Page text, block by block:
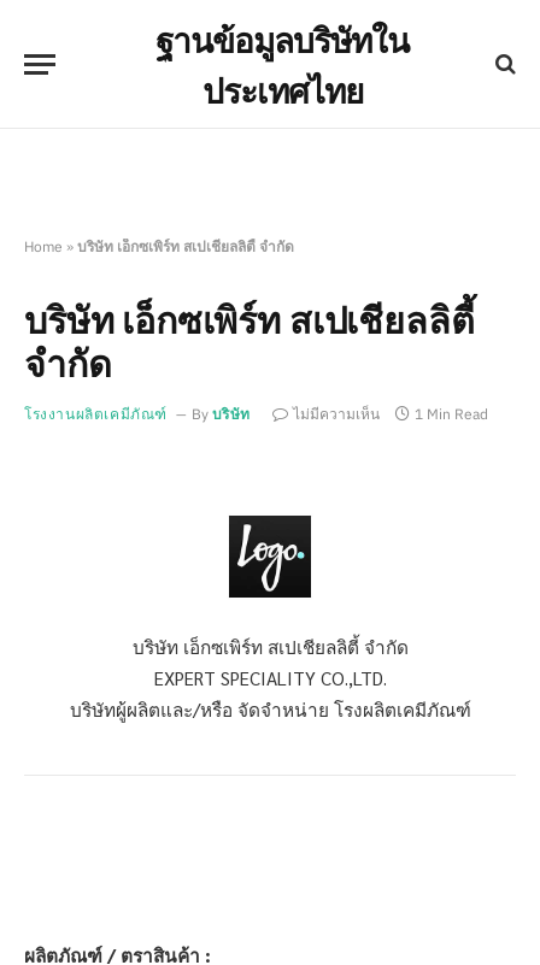
ฐานข้อมูลบริษัทใน
ประเทศไทย
Home » บริษัท เอ็กซเพิร์ท สเปเชียลลิตี้ จำกัด
บริษัท เอ็กซเพิร์ท สเปเชียลลิตี้
จำกัด
โรงงานผลิตเคมีภัณฑ์ By บริษัท ไม่มีความเห็น 1 Min Read
บริษัท เอ็กซเพิร์ท สเปเชียลลิตี้ จำกัด
EXPERT SPECIALITY CO.,LTD.
บริษัทผู้ผลิตและ/หรือ จัดจำหน่าย โรงผลิตเคมีภัณฑ์
ผลิตภัณฑ์ / ตราสินค้า :